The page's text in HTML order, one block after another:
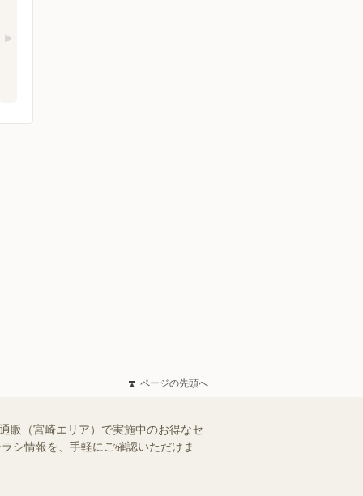
ページの先頭へ
販（宮崎エリア）で実施中のお得なセ
シ情報を、手軽にご確認いただけま